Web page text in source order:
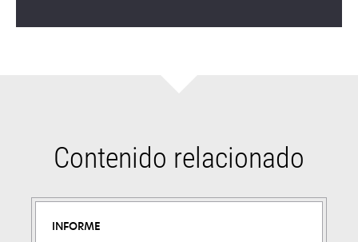
Contenido relacionado
INFORME